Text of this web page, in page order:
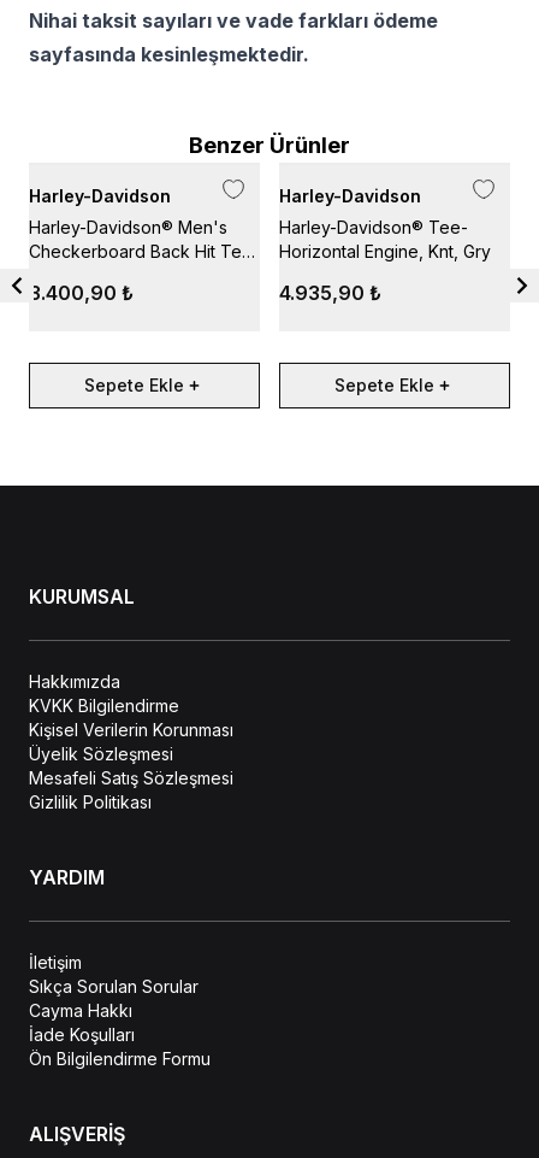
Nihai taksit sayıları ve vade farkları ödeme
sayfasında kesinleşmektedir.
Benzer Ürünler
Harley-Davidson
Harley-Davidson® Men's
Checkerboard Back Hit Tee
3.400,90 ₺
Sepete Ekle
Harley-Davidson
Harley-Davidson® Tee-
Horizontal Engine, Knt, Gry
4.935,90 ₺
Sepete Ekle
KURUMSAL
Hakkımızda
KVKK Bilgilendirme
Kişisel Verilerin Korunması
Üyelik Sözleşmesi
Mesafeli Satış Sözleşmesi
Gizlilik Politikası
YARDIM
İletişim
Sıkça Sorulan Sorular
Cayma Hakkı
İade Koşulları
Ön Bilgilendirme Formu
ALIŞVERİŞ